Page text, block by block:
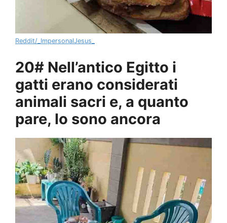
Reddit/_ImpersonalJesus_
20# Nell’antico Egitto i
gatti erano considerati
animali sacri e, a quanto
pare, lo sono ancora